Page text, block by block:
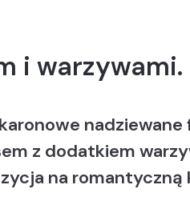
i warzywami.
nadziewane
z dodatkiem
na romantyczną